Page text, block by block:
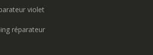
violet
réparateur